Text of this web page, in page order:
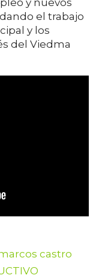
y nuevos
el trabajo
y los
del Viedma
castro